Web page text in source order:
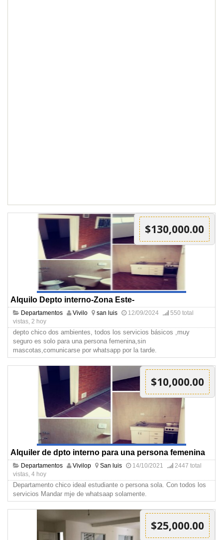
$130,000.00
Alquilo Depto interno-Zona Este-
Departamentos Vivilo san luis 12/09/2024
550 total
vistas, 2 hoy
depto chico dos ambientes, todos los servicios básicos ,muy
seguro es solo para una persona femenina,sin
mascotas,comunicarse por whatsapp por la tarde.
$10,000.00
Alquiler de dpto interno para una persona femenina
Departamentos Vivilop San luis 14/10/2021
2447 total
vistas, 4 hoy
Departamento chico ideal estudiante o persona sola. Con todos los
servicios Mandar mje de whatsaap solamente.
$25,000.00